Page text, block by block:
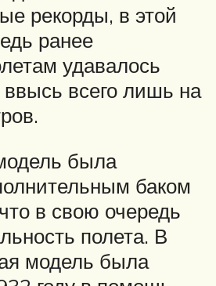
рекорды, в этой
ранее
удавалось
ввысь всего лишь на
была
баком
в свою очередь
полета. В
модель была